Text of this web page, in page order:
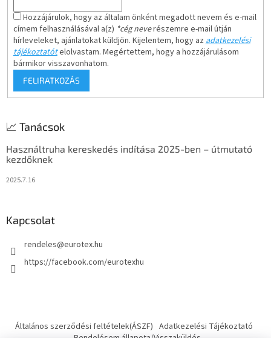
Hozzájárulok, hogy az általam önként megadott nevem és e-mail
címem felhasználásával a(z) *cég neverészemre e-mail útján
hírleveleket, ajánlatokat küldjön. Kijelentem, hogy az adatkezelési
tájékoztatótelolvastam. Megértettem, hogy a hozzájárulásom
bármikor visszavonhatom.
FELIRATKOZÁS
📈 Tanácsok
Használtruha kereskedés indítása 2025-ben – útmutató
kezdőknek
2025.7.16
Kapcsolat
rendeles@eurotex.hu
https://facebook.com/eurotexhu
Általános szerződési feltételek(ÁSZF) Adatkezelési Tájékoztató